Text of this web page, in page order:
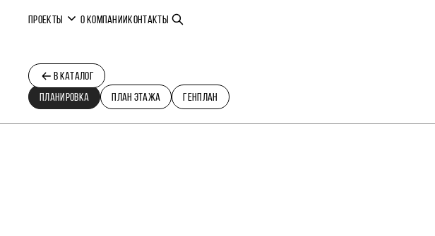
ПРОЕКТЫ О КОМПАНИИКОНТАКТЫ
В КАТАЛОГ
ПЛАНИРОВКА
ПЛАН ЭТАЖА ГЕНПЛАН